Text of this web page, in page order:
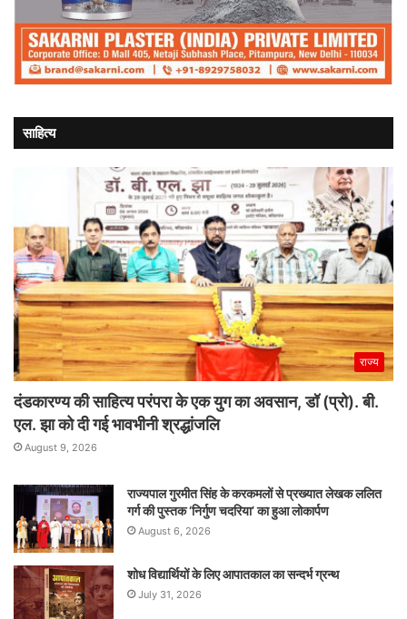
साहित्य
राज्य
दंडकारण्य की साहित्य परंपरा के एक युग का अवसान, डॉ (प्रो). बी.
एल. झा को दी गई भावभीनी श्रद्धांजलि
August 9, 2026
राज्यपाल गुरमीत सिंह के करकमलों से प्रख्यात लेखक ललित
गर्ग की पुस्तक ‘निर्गुण चदरिया’ का हुआ लोकार्पण
August 6, 2026
शोध विद्यार्थियों के लिए आपातकाल का सन्दर्भ ग्रन्थ
July 31, 2026